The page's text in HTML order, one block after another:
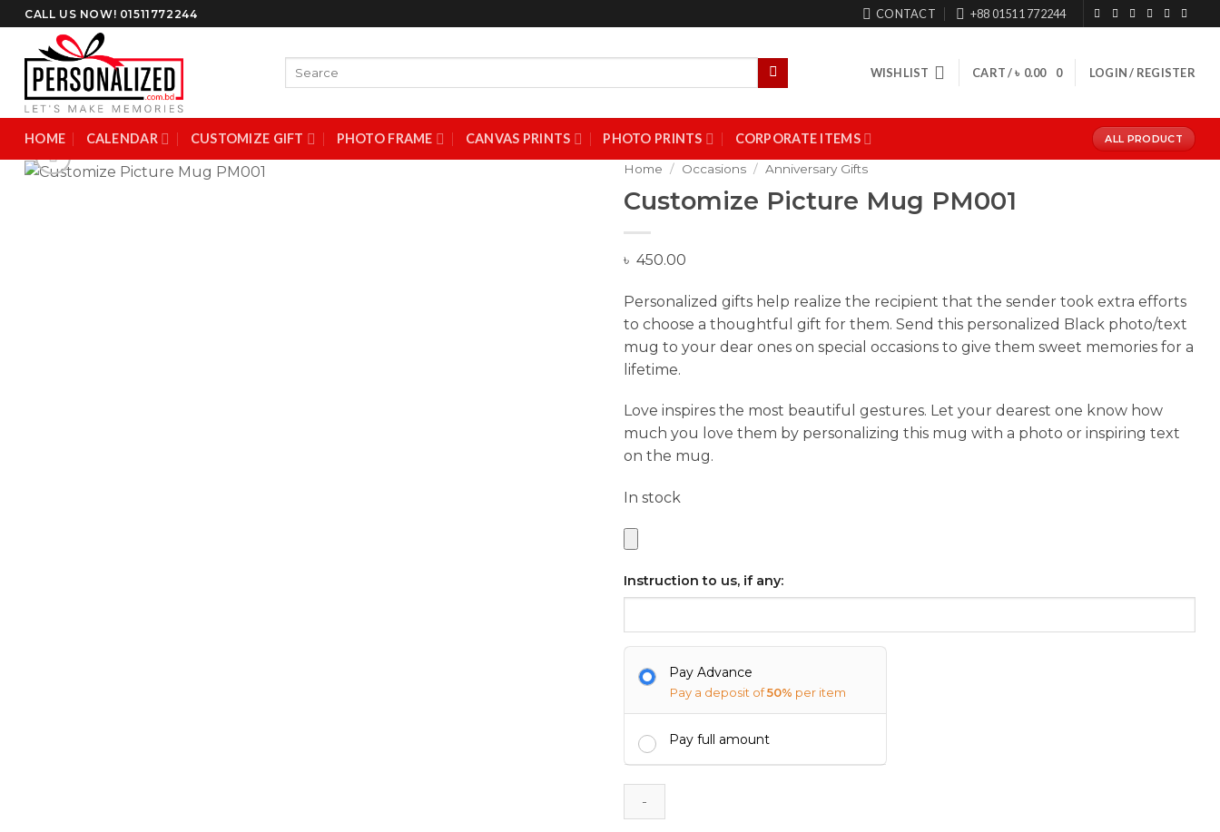
Skip
to
content
CALL US NOW! 01511772244 CONTACT +88 01511 772244
WISHLIST CART /৳ 0.00 0 LOGIN / REGISTER
HOME CALENDAR CUSTOMIZE GIFT PHOTO FRAME CANVAS PRINTS PHOTO PRINTS CORPORATE ITEMS ALL PRODUCT
Home / Occasions / Anniversary Gifts
Customize Picture Mug PM001
৳ 450.00
Personalized gifts help realize the recipient that the sender took extra efforts
to choose a thoughtful gift for them. Send this personalized Black photo/text
mug to your dear ones on special occasions to give them sweet memories for a
lifetime.
Love inspires the most beautiful gestures. Let your dearest one know how
much you love them by personalizing this mug with a photo or inspiring text
on the mug.
In stock
Instruction to us, if any:
Pay Advance
Pay a deposit of50% per item
Pay full amount